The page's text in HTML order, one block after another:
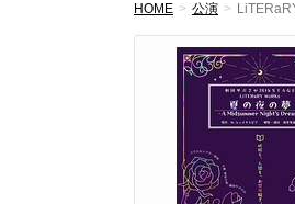
HOME 公演